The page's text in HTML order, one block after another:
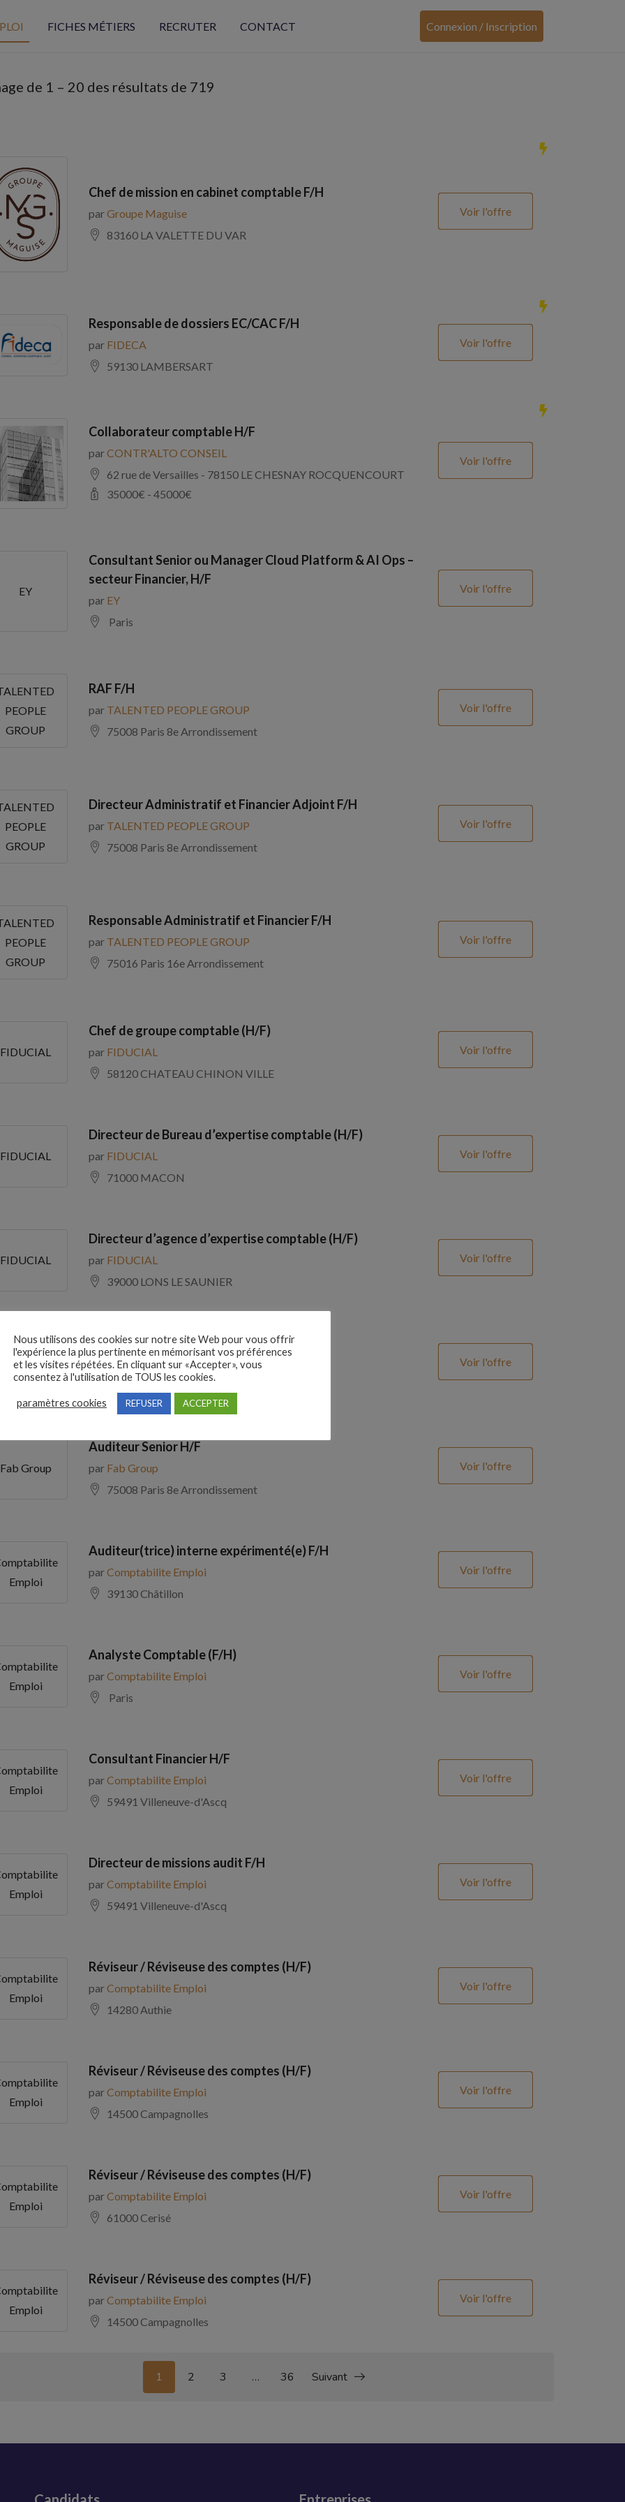
FICHES MÉTIERS RECRUTER CONTACT Connexion / Inscription
de 1 – 20 des résultats de 719
Chef de mission en cabinet comptable F/H
parGroupe Maguise
83160 LA VALETTE DU VAR
Voir l'offre
Responsable de dossiers EC/CAC F/H
par FIDECA
59130 LAMBERSART
Voir l'offre
Collaborateur comptable H/F
parCONTR'ALTO CONSEIL
62 rue de Versailles - 78150 LE CHESNAY ROCQUENCOURT
35000€ - 45000€
Voir l'offre
EY
Consultant Senior ou Manager Cloud Platform & AI Ops –
secteur Financier, H/F
par EY
Paris
Voir l'offre
PEOPLE
GROUP
RAF F/H
par TALENTED PEOPLE GROUP
75008 Paris 8e Arrondissement
Voir l'offre
PEOPLE
GROUP
Directeur Administratif et Financier Adjoint F/H
par TALENTED PEOPLE GROUP
75008 Paris 8e Arrondissement
Voir l'offre
PEOPLE
GROUP
Responsable Administratif et Financier F/H
par TALENTED PEOPLE GROUP
75016 Paris 16e Arrondissement
Voir l'offre
FIDUCIAL
Chef de groupe comptable (H/F)
par FIDUCIAL
58120 CHATEAU CHINON VILLE
Voir l'offre
FIDUCIAL
Directeur de Bureau d’expertise comptable (H/F)
par FIDUCIAL
71000 MACON
Voir l'offre
FIDUCIAL
Directeur d’agence d’expertise comptable (H/F)
par FIDUCIAL
39000 LONS LE SAUNIER
Voir l'offre
ADECCO
Comptable Fournisseurs H/F
parADECCO
69100 Villeurbanne
Voir l'offre
Fab Group
Auditeur Senior H/F
par Fab Group
75008 Paris 8e Arrondissement
Voir l'offre
Emploi
Auditeur(trice) interne expérimenté(e) F/H
parComptabilite Emploi
39130 Châtillon
Voir l'offre
Emploi
Analyste Comptable (F/H)
parComptabilite Emploi
Paris
Voir l'offre
Emploi
Consultant Financier H/F
parComptabilite Emploi
59491 Villeneuve-d'Ascq
Voir l'offre
Emploi
Directeur de missions audit F/H
parComptabilite Emploi
59491 Villeneuve-d'Ascq
Voir l'offre
Emploi
Réviseur / Réviseuse des comptes (H/F)
parComptabilite Emploi
14280 Authie
Voir l'offre
Emploi
Réviseur / Réviseuse des comptes (H/F)
parComptabilite Emploi
14500 Campagnolles
Voir l'offre
Emploi
Réviseur / Réviseuse des comptes (H/F)
parComptabilite Emploi
61000 Cerisé
Voir l'offre
Emploi
Réviseur / Réviseuse des comptes (H/F)
parComptabilite Emploi
14500 Campagnolles
Voir l'offre
1 2 3 … 36 Suivant
Nous utilisons des cookies sur notre site Web pour vous offrir
l'expérience la plus pertinente en mémorisant vos préférences
et les visites répétées. En cliquant sur «Accepter», vous
consentez à l'utilisation de TOUS les cookies.
paramètres cookies REFUSER ACCEPTER